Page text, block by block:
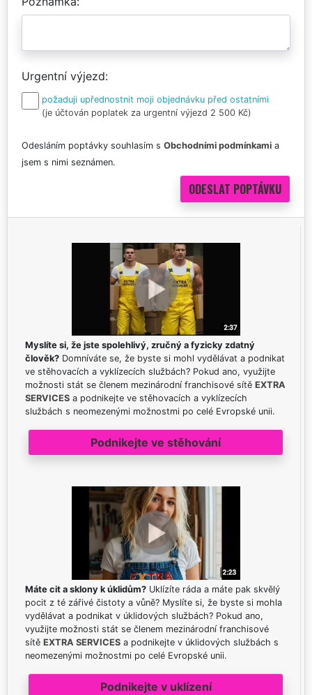
Urgentní výjezd
požaduji upřednostnit moji objednávku před ostatními
(je účtován poplatek za urgentní výjezd 2 500 Kč)
Odesláním poptávky souhlasím s Obchodními podmínkami a
jsem s nimi seznámen.
Myslíte si, že jste spolehlivý, zručný a fyzicky zdatný
člověk? Domníváte se, že byste si mohl vydělávat a podnikat
ve stěhovacích a vyklízecích službách? Pokud ano, využijte
možnosti stát se členem mezinárodní franchisové sítě EXTRA
SERVICES a podnikejte ve stěhovacích a vyklízecích
službách s neomezenými možnostmi po celé Evropské unii.
Podnikejte ve stěhování
Máte cit a sklony k úklidům? Uklízíte ráda a máte pak skvělý
pocit z té zářivé čistoty a vůně? Myslíte si, že byste si mohla
vydělávat a podnikat v úklidových službách? Pokud ano,
využijte možnosti stát se členem mezinárodní franchisové
sítě EXTRA SERVICES a podnikejte v úklidových službách s
neomezenými možnostmi po celé Evropské unii.
Podnikejte v uklízení